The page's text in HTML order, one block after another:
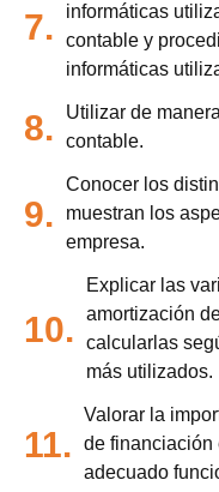
7.
informáticas
contable y
informáticas
8.
Utilizar de
contable.
9.
Conocer los
muestran los
empresa.
10.
Explicar las
amortización
calcularlas
más utilizados.
11.
Valorar la
de financiación
adecuado